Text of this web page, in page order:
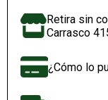
Retira sin
Carrasco
¿Cómo lo